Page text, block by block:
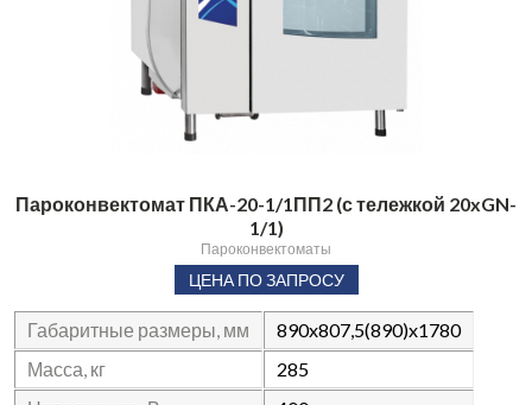
Пароконвектомат ПКА-20-1/1ПП2 (с тележкой 20xGN-
1/1)
Пароконвектоматы
ЦЕНА ПО ЗАПРОСУ
Габаритные размеры, мм
890x807,5(890)x1780
Масса, кг
285